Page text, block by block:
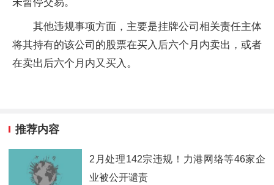
其他违规事项方面，主要是挂牌公司相关责任主体
将其持有的该公司的股票在买入后六个月内卖出，或者
在卖出后六个月内又买入。
推荐内容
2月处理142宗违规！力港网络等46家企
业被公开谴责